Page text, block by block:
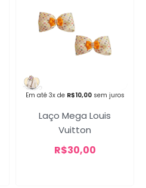
Em até 3x de R$10,00 sem juros
Laço Mega Louis
Vuitton
R$30,00